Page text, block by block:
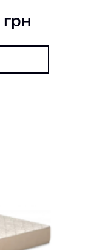
грн